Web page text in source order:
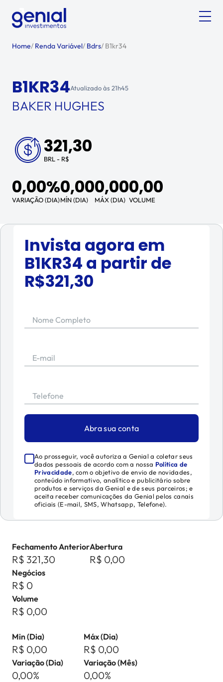
Home/ Renda Variável/ Bdrs/ B1kr34
B1KR34Atualizado às 21h45
BAKER HUGHES
321,30
BRL - R$
0,00%
VARIAÇÃO (DIA)
0,00
MÍN (DIA)
0,00
MÁX (DIA)
0,00
VOLUME
Invista agora em
B1KR34 a partir de
R$321,30
Nome Completo
E-mail
Telefone
Abra sua conta
Ao prosseguir, você autoriza a Genial a coletar seus
dados pessoais de acordo com a nossa Política de
Privacidade, com o objetivo de envio de novidades,
conteúdo informativo, analítico e publicitário sobre
produtos e serviços da Genial e de seus parceiros; e
aceita receber comunicações da Genial pelos canais
oficiais (E-mail, SMS, Whatsapp, Telefone).
Fechamento Anterior
R$ 321,30
Abertura
R$ 0,00
Negócios
R$ 0
Volume
R$ 0,00
Min (Dia)
R$ 0,00
Máx (Dia)
R$ 0,00
Variação (Dia)
0,00%
Variação (Mês)
0,00%